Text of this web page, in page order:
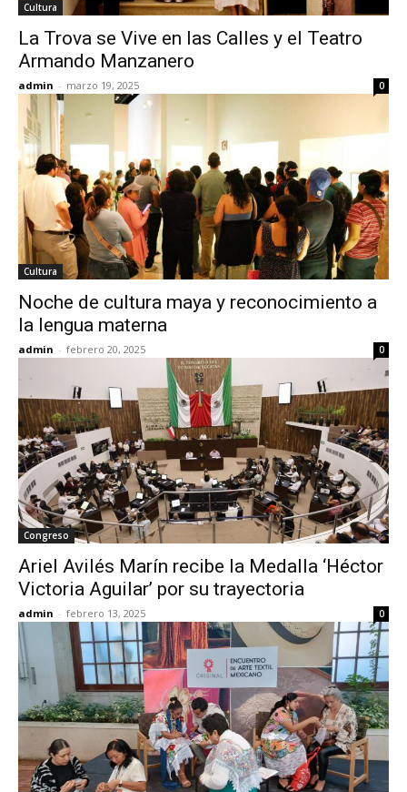
Cultura
La Trova se Vive en las Calles y el Teatro
Armando Manzanero
admin - marzo 19, 2025 0
Cultura
Noche de cultura maya y reconocimiento a
la lengua materna
admin - febrero 20, 2025 0
Congreso
Ariel Avilés Marín recibe la Medalla ‘Héctor
Victoria Aguilar’ por su trayectoria
admin - febrero 13, 2025 0